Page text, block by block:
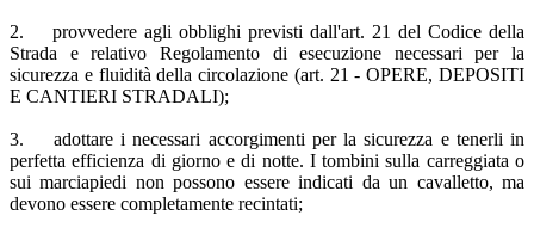
2. provvedere agli obblighi previsti dall'art. 21 del Codice della
Strada e relativo Regolamento di esecuzione necessari per la
sicurezza e fluidità della circolazione (art. 21 - OPERE, DEPOSITI
E CANTIERI STRADALI);
3. adottare i necessari accorgimenti per la sicurezza e tenerli in
perfetta efficienza di giorno e di notte. I tombini sulla carreggiata o
sui marciapiedi non possono essere indicati da un cavalletto, ma
devono essere completamente recintati;